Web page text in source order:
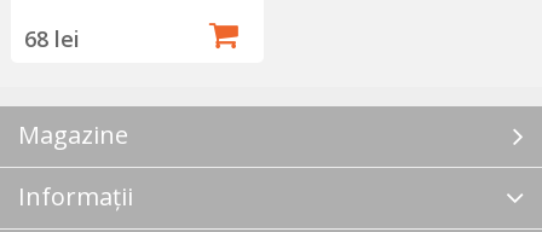
68 lei
Magazine
Informații